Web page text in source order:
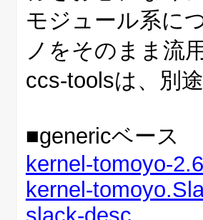
モジュール系に
ノをそのまま流
ccs-toolsは、別
■genericベース
kernel-tomoyo-
kernel-